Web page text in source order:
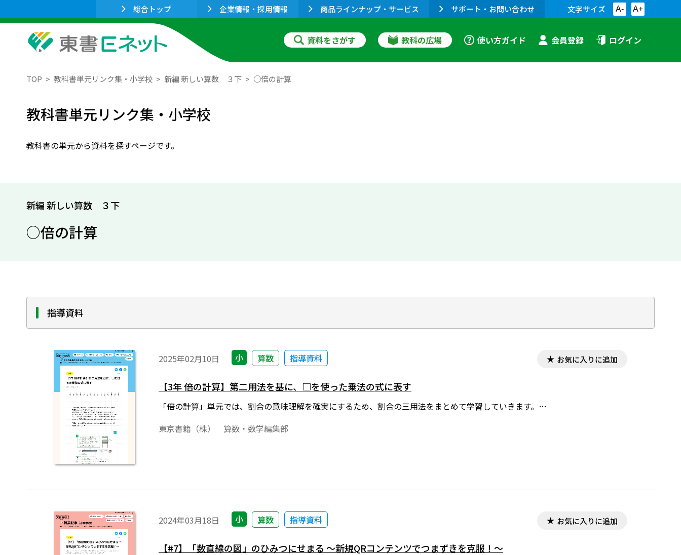
総合トップ 企業情報・採用情報 商品ラインナップ・サービス サポート・お問い合わせ 文字サイズ A- A+
資料をさがす 教科の広場 使い方ガイド 会員登録 ログイン
TOP 教科書単元リンク集・小学校 新編 新しい算数 ３下 ○倍の計算
教科書単元リンク集・小学校
教科書の単元から資料を探すページです。
新編 新しい算数 ３下
○倍の計算
指導資料
2025年02月10日 小 算数 指導資料 お気に入りに追加
【3年 倍の計算】第二用法を基に、□を使った乗法の式に表す
「倍の計算」単元では、割合の意味理解を確実にするため、割合の三用法をまとめて学習していきます。…
東京書籍（株） 算数・数学編集部
2024年03月18日 小 算数 指導資料 お気に入りに追加
【#7】「数直線の図」のひみつにせまる 〜新規QRコンテンツでつまずきを克服！～